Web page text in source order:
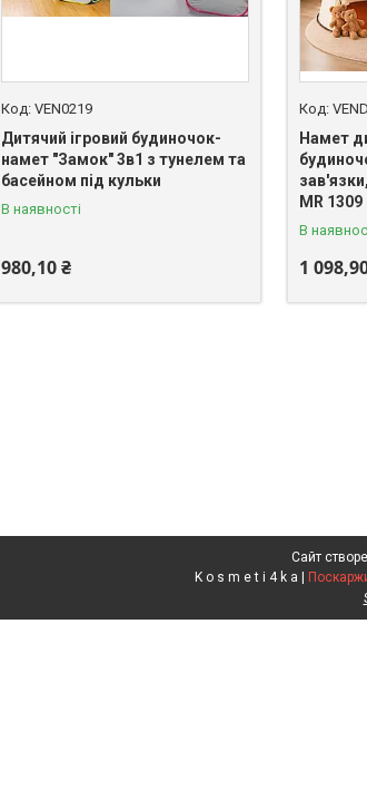
VEN0219
Дитячий ігровий будиночок-
намет "Замок" 3в1 з тунелем та
басейном під кульки
В наявності
980,10 ₴
Намет
MR 1309
В
1
Сайт